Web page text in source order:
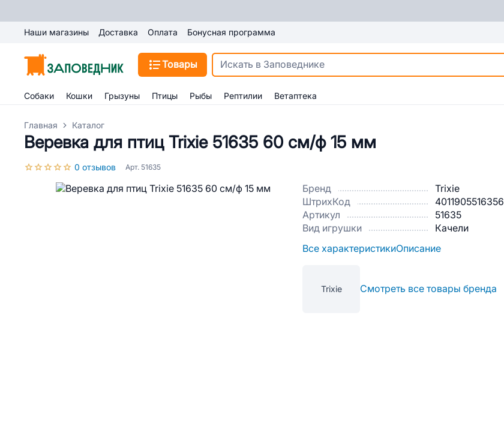
Наши магазины Доставка Оплата Бонусная программа
Товары
Собаки Кошки Грызуны Птицы Рыбы Рептилии Ветаптека
Главная Каталог
Веревка для птиц Trixie 51635 60 см/ф 15 мм
0 отзывов Арт. 51635
Бренд
Trixie
ШтрихКод
4011905516356
Артикул
51635
Вид игрушки
Качели
Все характеристикиОписание
Trixie Смотреть все товары бренда